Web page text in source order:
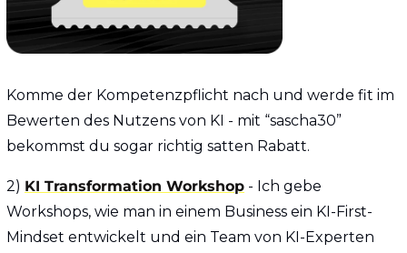
Komme der Kompetenzpflicht nach und werde fit im
Bewerten des Nutzens von KI - mit “sascha30”
bekommst du sogar richtig satten Rabatt.
2) KI Transformation Workshop - Ich gebe
Workshops, wie man in einem Business ein KI-First-
Mindset entwickelt und ein Team von KI-Experten